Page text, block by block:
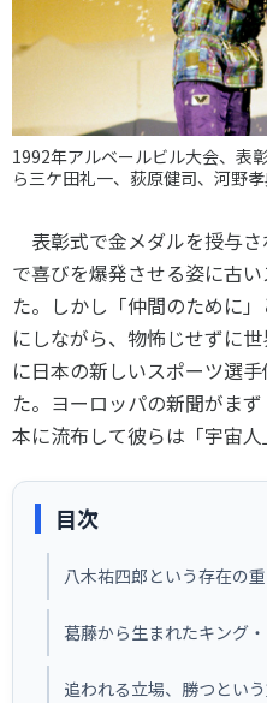
1992年アルベールビル大会、表
ら三ケ田礼一、荻原健司、河野
表彰式で金メダルを授与
で喜びを爆発させる姿に古
た。しかし「仲間のために
にしながら、物怖じせずに
に日本の新しいスポーツ選
た。ヨーロッパの新聞がま
本に流布して彼らは「宇宙人
目次
八木祐四郎という存在の
葛藤から生まれたキング
追われる立場、勝つとい